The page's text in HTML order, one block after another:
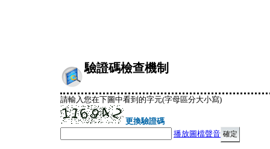
驗證碼檢查機制
請輸入您在下圖中看到的字元(字母區分大小寫)
更換驗證碼
播放圖檔聲音